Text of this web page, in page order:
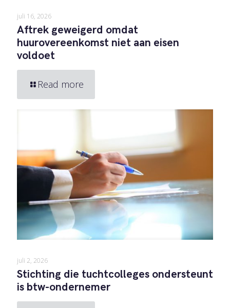
juli 16, 2026
Aftrek geweigerd omdat
huurovereenkomst niet aan eisen
voldoet
Read more
juli 2, 2026
Stichting die tuchtcolleges ondersteunt
is btw-ondernemer